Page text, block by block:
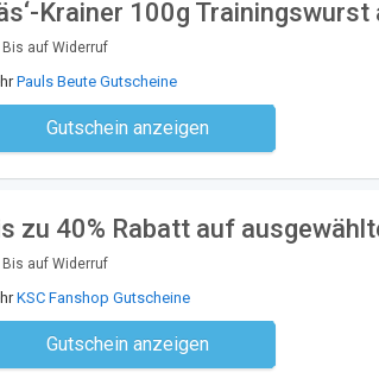
Krainer 100g
Bis auf Widerruf
Pauls Beute Gutscheine
Gutschein anzeigen
Kein Code notwendig
zu 40% Rabatt auf
Bis auf Widerruf
KSC Fanshop Gutscheine
Gutschein anzeigen
Kein Code notwendig